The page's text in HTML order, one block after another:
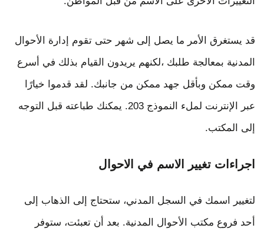
قد يستغرق الأمر ما يصل إلى شهر حتى تقوم إدارة الأحوال
المدنية بمعالجة طلبك ،لكنهم يريدون القيام بذلك في أسرع
وقت ممكن وبأقل جهد ممكن من جانبك. لقد قدموا خيارًا
عبر الإنترنت لملء النموذج 203. يمكنك طباعته قبل التوجه
إلى المكتب.
اجراءات تغيير الاسم في الاحوال
لتغيير اسمك في السجل المدني، ستحتاج إلى الذهاب إلى
أحد فروع مكتب الأحوال المدنية. بعد أن تعبئت، ستوفر